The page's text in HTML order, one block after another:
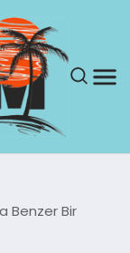
Benzer Bir